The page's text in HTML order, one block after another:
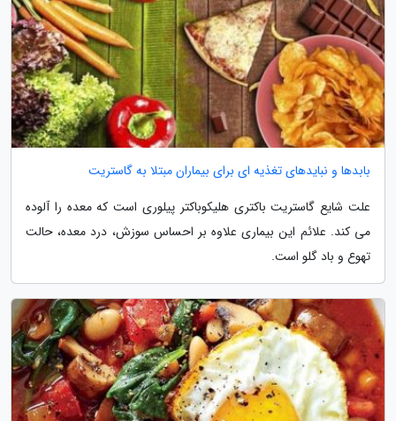
بابدها و نبایدهای تغذیه ای برای بیماران مبتلا به گاستریت
علت شایع گاستریت باکتری هلیکوباکتر پیلوری است که معده را آلوده
می کند. علائم این بیماری علاوه بر احساس سوزش، درد معده، حالت
تهوع و باد گلو است.